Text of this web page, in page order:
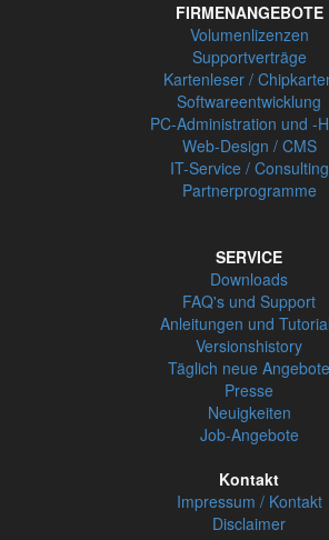
FIRMENANGEBOTE
Volumenlizenzen
Supportverträge
Kartenleser /
Softwareentwicklung
PC-Administration und -
Web-Design / CMS
IT-Service / Consulting
Partnerprogramme
SERVICE
Downloads
FAQ's und Support
Anleitungen und
Versionshistory
Täglich neue Angebote
Presse
Neuigkeiten
Job-Angebote
Kontakt
Impressum / Kontakt
Disclaimer